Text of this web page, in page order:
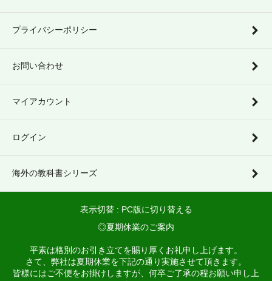
プライバシーポリシー
お問い合わせ
マイアカウント
ログイン
海外の教科書シリーズ
表示切替 : PC版に切り替える
◎夏期休業のご案内
平素は格別のお引き立てを賜り厚くお礼申し上げます。
さて、弊社は夏期休業を下記の通り実施させて頂きます。
皆様にはご不便をお掛けしますが、何卒ご了承の程お願い申し上